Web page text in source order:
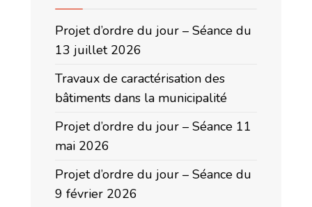
Projet d’ordre du jour – Séance du
13 juillet 2026
Travaux de caractérisation des
bâtiments dans la municipalité
Projet d’ordre du jour – Séance 11
mai 2026
Projet d’ordre du jour – Séance du
9 février 2026